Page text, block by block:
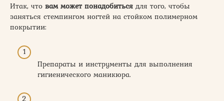
Итак, что вам может понадобиться для того, чтобы
заняться стемпингом ногтей на стойком полимерном
покрытии:
Препараты и инструменты для выполнения
гигиенического маникюра.